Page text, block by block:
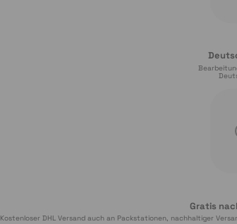
Gratis
Kostenloser DHL Versand auch an Packstationen, nachhaltiger